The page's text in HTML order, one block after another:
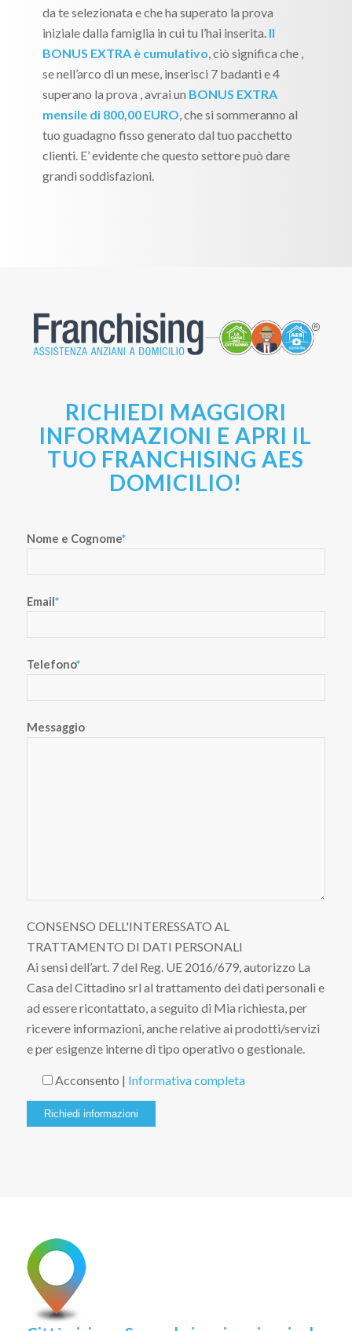
da te selezionata e che ha superato la prova
iniziale dalla famiglia in cui tu l’hai inserita. Il
BONUS EXTRA è cumulativo , ciò significa che ,
se nell’arco di un mese, inserisci 7 badanti e 4
superano la prova , avrai un BONUS EXTRA
mensile di 800,00 EURO , che si sommeranno al
tuo guadagno fisso generato dal tuo pacchetto
clienti. E’ evidente che questo settore può dare
grandi soddisfazioni.
RICHIEDI MAGGIORI
INFORMAZIONI E APRI IL
TUO FRANCHISING AES
DOMICILIO!
Nome e Cognome*
Email*
Telefono*
Messaggio
CONSENSO DELL'INTERESSATO AL
TRATTAMENTO DI DATI PERSONALI
Ai sensi dell’art. 7 del Reg. UE 2016/679, autorizzo La
Casa del Cittadino srl al trattamento dei dati personali e
ad essere ricontattato, a seguito di Mia richiesta, per
ricevere informazioni, anche relative ai prodotti/servizi
e per esigenze interne di tipo operativo o gestionale.
Acconsento | Informativa completa